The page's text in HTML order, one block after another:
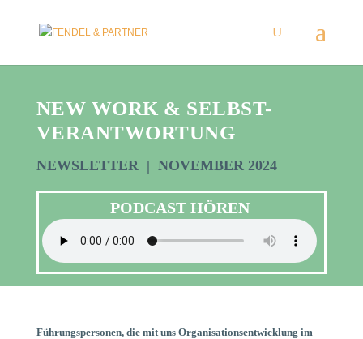
NEW WORK & SELBST-
VERANTWORTUNG
NEWSLETTER | NOVEMBER 2024
PODCAST HÖREN
Führungspersonen, die mit uns Organisationsentwicklung im